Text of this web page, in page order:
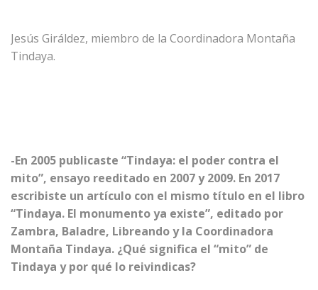
Jesús Giráldez, miembro de la Coordinadora Montaña
Tindaya.
-En 2005 publicaste “Tindaya: el poder contra el
mito”, ensayo reeditado en 2007 y 2009. En 2017
escribiste un artículo con el mismo título en el libro
“Tindaya. El monumento ya existe”, editado por
Zambra, Baladre, Libreando y la Coordinadora
Montaña Tindaya. ¿Qué significa el “mito” de
Tindaya y por qué lo reivindicas?